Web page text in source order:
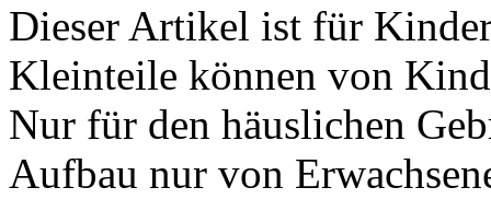
Dieser Artikel ist für
Kleinteile können von
Nur für den häuslichen
Aufbau nur von